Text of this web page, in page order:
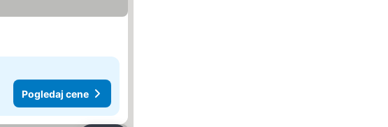
Pogledaj cene